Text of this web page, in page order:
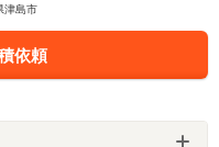
津島市
依頼